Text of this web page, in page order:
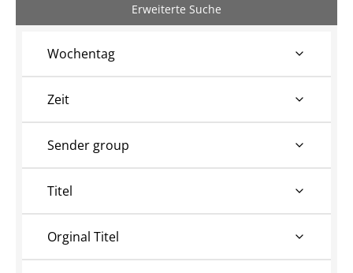
Erweiterte Suche
Wochentag
Zeit
Sender group
Titel
Orginal Titel